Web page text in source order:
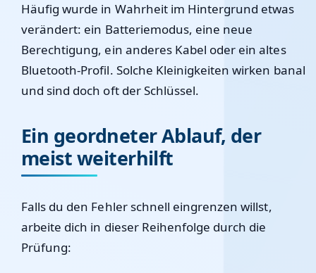
Häufig wurde in Wahrheit im Hintergrund etwas
verändert: ein Batteriemodus, eine neue
Berechtigung, ein anderes Kabel oder ein altes
Bluetooth-Profil. Solche Kleinigkeiten wirken banal
und sind doch oft der Schlüssel.
Ein geordneter Ablauf, der
meist weiterhilft
Falls du den Fehler schnell eingrenzen willst,
arbeite dich in dieser Reihenfolge durch die
Prüfung: